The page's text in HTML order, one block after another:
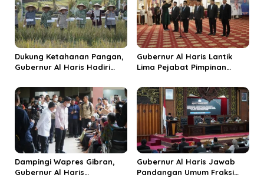
Dukung Ketahanan Pangan,
Gubernur Al Haris Hadiri
Kabupaten Tanjungjabung
Timur
Gubernur Al Haris Lantik
Lima Pejabat Pimpinan
Penguatan Kinerja dan
Integritas
Dampingi Wapres Gibran,
Gubernur Al Haris
Gubernur Al Haris Jawab
Pandangan Umum Fraksi